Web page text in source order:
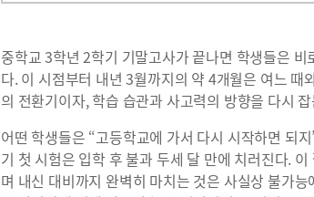
중학교 3학년 2학기 기말고사가 끝나면 학생들은 비
다. 이 시점부터 내년 3월까지의 약 4개월은 여느
의 전환기이자, 학습 습관과 사고력의 방향을 다시
어떤 학생들은 “고등학교에 가서 다시 시작하면 되
기 첫 시험은 입학 후 불과 두세 달 만에 치러진다.
며 내신 대비까지 완벽히 마치는 것은 사실상 불가